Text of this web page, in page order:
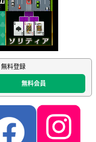
料登録
無料会員